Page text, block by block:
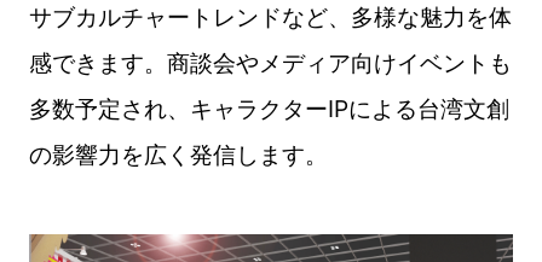
サブカルチャートレンドなど、多様な魅力を体
感できます。商談会やメディア向けイベントも
多数予定され、キャラクターIPによる台湾文創
の影響力を広く発信します。